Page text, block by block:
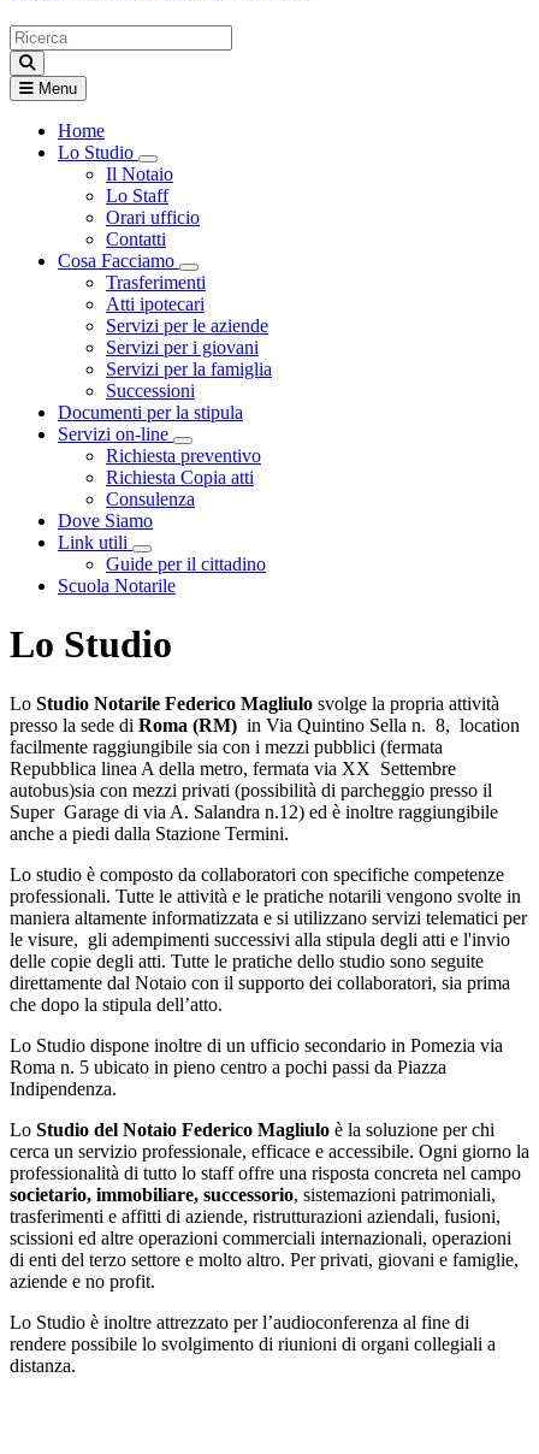
Menu
Home
Lo Studio
Visualizza menù di secondo livello
Il Notaio
Lo Staff
Orari ufficio
Contatti
Cosa Facciamo
Visualizza menù di secondo livello
Trasferimenti
Atti ipotecari
Servizi per le aziende
Servizi per i giovani
Servizi per la famiglia
Successioni
Documenti per la stipula
Servizi on-line
Visualizza menù di secondo livello
Richiesta preventivo
Richiesta Copia atti
Consulenza
Dove Siamo
Link utili
Visualizza menù di secondo livello
Guide per il cittadino
Scuola Notarile
Lo Studio
Lo Studio Notarile Federico Magliulo svolge la propria attività
presso la sede di Roma (RM) in Via Quintino Sella n. 8, location
facilmente raggiungibile sia con i mezzi pubblici (fermata
Repubblica linea A della metro, fermata via XX Settembre
autobus)sia con mezzi privati (possibilità di parcheggio presso il
Super Garage di via A. Salandra n.12) ed è inoltre raggiungibile
anche a piedi dalla Stazione Termini.
Lo studio è composto da collaboratori con specifiche competenze
professionali. Tutte le attività e le pratiche notarili vengono svolte in
maniera altamente informatizzata e si utilizzano servizi telematici per
le visure, gli adempimenti successivi alla stipula degli atti e l'invio
delle copie degli atti. Tutte le pratiche dello studio sono seguite
direttamente dal Notaio con il supporto dei collaboratori, sia prima
che dopo la stipula dell’atto.
Lo Studio dispone inoltre di un ufficio secondario in Pomezia via
Roma n. 5 ubicato in pieno centro a pochi passi da Piazza
Indipendenza.
Lo Studio del Notaio Federico Magliulo è la soluzione per chi
cerca un servizio professionale, efficace e accessibile. Ogni giorno la
professionalità di tutto lo staff offre una risposta concreta nel campo
societario, immobiliare, successorio, sistemazioni patrimoniali,
trasferimenti e affitti di aziende, ristrutturazioni aziendali, fusioni,
scissioni ed altre operazioni commerciali internazionali, operazioni
di enti del terzo settore e molto altro. Per privati, giovani e famiglie,
aziende e no profit.
Lo Studio è inoltre attrezzato per l’audioconferenza al fine di
rendere possibile lo svolgimento di riunioni di organi collegiali a
distanza.